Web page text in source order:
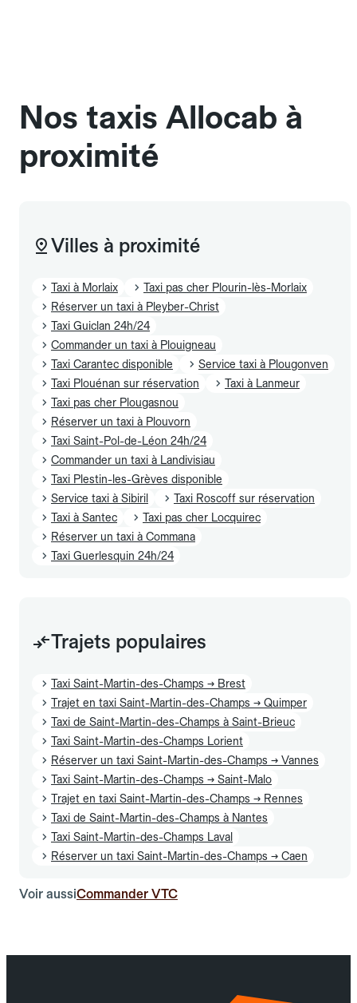
Nos taxis Allocab à
proximité
Villes à proximité
Taxi à Morlaix
Taxi pas cher Plourin-lès-Morlaix
Réserver un taxi à Pleyber-Christ
Taxi Guiclan 24h/24
Commander un taxi à Plouigneau
Taxi Carantec disponible
Service taxi à Plougonven
Taxi Plouénan sur réservation
Taxi à Lanmeur
Taxi pas cher Plougasnou
Réserver un taxi à Plouvorn
Taxi Saint-Pol-de-Léon 24h/24
Commander un taxi à Landivisiau
Taxi Plestin-les-Grèves disponible
Service taxi à Sibiril
Taxi Roscoff sur réservation
Taxi à Santec
Taxi pas cher Locquirec
Réserver un taxi à Commana
Taxi Guerlesquin 24h/24
Trajets populaires
Taxi Saint-Martin-des-Champs → Brest
Trajet en taxi Saint-Martin-des-Champs → Quimper
Taxi de Saint-Martin-des-Champs à Saint-Brieuc
Taxi Saint-Martin-des-Champs Lorient
Réserver un taxi Saint-Martin-des-Champs → Vannes
Taxi Saint-Martin-des-Champs → Saint-Malo
Trajet en taxi Saint-Martin-des-Champs → Rennes
Taxi de Saint-Martin-des-Champs à Nantes
Taxi Saint-Martin-des-Champs Laval
Réserver un taxi Saint-Martin-des-Champs → Caen
Voir aussiCommander VTC